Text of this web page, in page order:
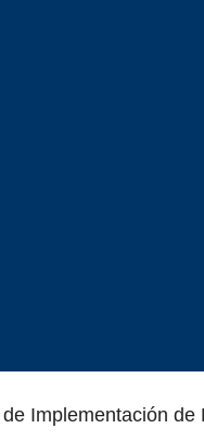
Implementación de